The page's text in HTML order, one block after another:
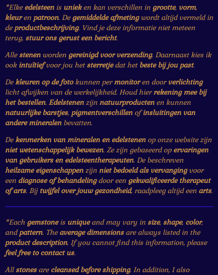
*Elke edelsteenis unieken kan verschillen in grootte, vorm,
kleuren patroon. De gemiddelde afmetingwordt altijd vermeld in
de productbeschrijving. Vind je deze informatie niet meteen
terug, stuur ons gerust een bericht.
Alle stenenworden gereinigd voor verzending. Daarnaast kies ik
ook intuïtiefvoor jou het sterretjedat het beste bij jou past.
Dekleuren op de fotokunnen permonitoren doorverlichting
licht afwijken van de werkelijkheid. Houd hierrekening mee bij
het bestellen. Edelstenenzijn natuurproductenen kunnen
natuurlijke barstjes, pigmentverschillenofinsluitingen van
andere mineralenbevatten.
Dekenmerken van mineralen en edelstenenop onze website zijn
niet wetenschappelijk bewezen. Ze zijn gebaseerd op ervaringen
van gebruikers en edelsteentherapeuten. De beschreven
heilzame eigenschappenzijn niet bedoeld als vervangingvoor
een diagnose of behandelingdoor een gekwalificeerde therapeut
of arts. Bijtwijfel over jouw gezondheid, raadpleeg altijd een arts.
*Each gemstoneis uniqueand may vary in size, shape, color,
andpattern. The average dimensionsare always listed in the
product description. If you cannot find this information, please
feel free to contact us.
Allstonesare cleansed before shipping. In addition, I also